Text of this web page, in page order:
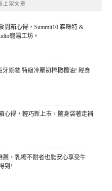
上架文章
開箱心得，Summit10 森咪特 &
寵湯工坊。
牙原裝 特級冷壓初榨橄欖油! 輕食
心得，輕巧新上市，隨身袋著走補
薦，乳糖不耐者也能安心享受牛
到!